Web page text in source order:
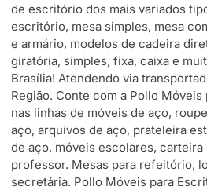
de escritório dos mais variados
escritório, mesa simples, mesa
e armário, modelos de cadeira
giratória, simples, fixa, caixa e
Brasília! Atendendo via
Região. Conte com a Pollo
nas linhas de móveis de aço,
aço, arquivos de aço, prateleira
de aço, móveis escolares,
professor. Mesas para refeitório,
secretária. Pollo Móveis para